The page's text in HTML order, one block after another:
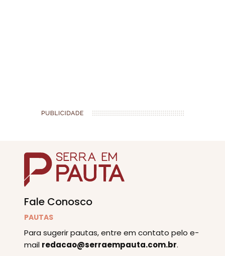
Fale Conosco
PAUTAS
Para sugerir pautas, entre em contato pelo e-
mail redacao@serraempauta.com.br.